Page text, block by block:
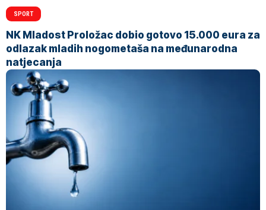
SPORT
NK Mladost Proložac dobio gotovo 15.000 eura za
odlazak mladih nogometaša na međunarodna
natjecanja